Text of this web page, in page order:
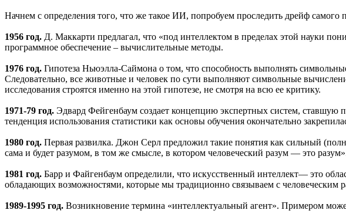
Начнем с определения того, что же такое ИИ, попробуем проследить дрейф
1956 год. Д. Маккарти предлагал, что «под интеллектом в пределах этой науки
программное обеспечение – вычислительные методы.
1976 год. Гипотеза Ньюэлла-Саймона о том, что способность выполнять
Следовательно, все животные и человек по сути выполняют символьные
исследования строятся именно на этой гипотезе, не смотря на всю ее критику.
1971-79 год. Эдвард Фейгенбаум создает концепцию экспертных систем, ставшую
тенденция использования статистики как основы обучения окончательно
1980 год. Первая развилка. Джон Серл предложил такие понятия как сильный
сама и будет разумом, в том же смысле, в котором человеческий разум — это
1981 год. Барр и Файгенбаум определили, что искусственный интеллект— это
обладающих возможностями, которые мы традиционно связываем с человеческим
1989-1995 год. Возникновение термина «интеллектуальный агент». Примером